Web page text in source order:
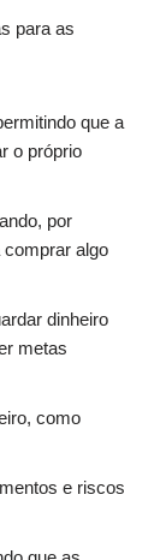
para as
que a
o próprio
por
algo
dinheiro
metas
como
e riscos